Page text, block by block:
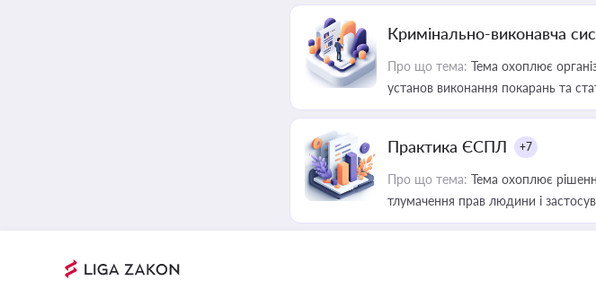
Кримінально-виконавча
Про що тема: Тема охоплює
установ виконання покарань та
Практика ЄСПЛ +7
Про що тема: Тема охоплює
тлумачення прав людини і